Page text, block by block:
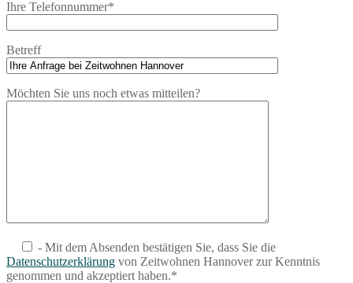
Ihre Telefonnummer*
Betreff
Möchten Sie uns noch etwas mitteilen?
- Mit dem Absenden bestätigen Sie, dass Sie die
Datenschutzerklärung von Zeitwohnen Hannover zur Kenntnis
genommen und akzeptiert haben.*